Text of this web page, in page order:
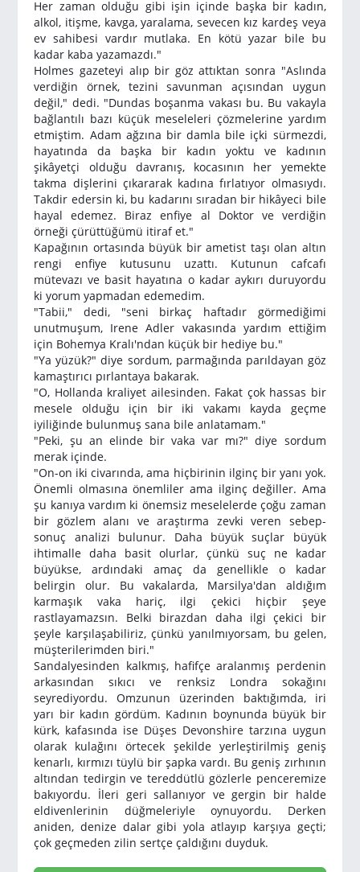
Her zaman olduğu gibi işin içinde başka bir kadın,
alkol, itişme, kavga, yaralama, sevecen kız kardeş veya
ev sahibesi vardır mutlaka. En kötü yazar bile bu
kadar kaba yazamazdı."
Holmes gazeteyi alıp bir göz attıktan sonra "Aslında
verdiğin örnek, tezini savunman açısından uygun
değil," dedi. "Dundas boşanma vakası bu. Bu vakayla
bağlantılı bazı küçük meseleleri çözmelerine yardım
etmiştim. Adam ağzına bir damla bile içki sürmezdi,
hayatında da başka bir kadın yoktu ve kadının
şikâyetçi olduğu davranış, kocasının her yemekte
takma dişlerini çıkararak kadına fırlatıyor olmasıydı.
Takdir edersin ki, bu kadarını sıradan bir hikâyeci bile
hayal edemez. Biraz enfiye al Doktor ve verdiğin
örneği çürüttüğümü itiraf et."
Kapağının ortasında büyük bir ametist taşı olan altın
rengi enfiye kutusunu uzattı. Kutunun cafcafı
mütevazı ve basit hayatına o kadar aykırı duruyordu
ki yorum yapmadan edemedim.
"Tabii," dedi, "seni birkaç haftadır görmediğimi
unutmuşum, Irene Adler vakasında yardım ettiğim
için Bohemya Kralı'ndan küçük bir hediye bu."
"Ya yüzük?" diye sordum, parmağında parıldayan göz
kamaştırıcı pırlantaya bakarak.
"O, Hollanda kraliyet ailesinden. Fakat çok hassas bir
mesele olduğu için bir iki vakamı kayda geçme
iyiliğinde bulunmuş sana bile anlatamam."
"Peki, şu an elinde bir vaka var mı?" diye sordum
merak içinde.
"On-on iki civarında, ama hiçbirinin ilginç bir yanı yok.
Önemli olmasına önemliler ama ilginç değiller. Ama
şu kanıya vardım ki önemsiz meselelerde çoğu zaman
bir gözlem alanı ve araştırma zevki veren sebep-
sonuç analizi bulunur. Daha büyük suçlar büyük
ihtimalle daha basit olurlar, çünkü suç ne kadar
büyükse, ardındaki amaç da genellikle o kadar
belirgin olur. Bu vakalarda, Marsilya'dan aldığım
karmaşık vaka hariç, ilgi çekici hiçbir şeye
rastlayamazsın. Belki birazdan daha ilgi çekici bir
şeyle karşılaşabiliriz, çünkü yanılmıyorsam, bu gelen,
müşterilerimden biri."
Sandalyesinden kalkmış, hafifçe aralanmış perdenin
arkasından sıkıcı ve renksiz Londra sokağını
seyrediyordu. Omzunun üzerinden baktığımda, iri
yarı bir kadın gördüm. Kadının boynunda büyük bir
kürk, kafasında ise Düşes Devonshire tarzına uygun
olarak kulağını örtecek şekilde yerleştirilmiş geniş
kenarlı, kırmızı tüylü bir şapka vardı. Bu geniş zırhının
altından tedirgin ve tereddütlü gözlerle penceremize
bakıyordu. İleri geri sallanıyor ve gergin bir halde
eldivenlerinin düğmeleriyle oynuyordu. Derken
aniden, denize dalar gibi yola atlayıp karşıya geçti;
çok geçmeden zilin sertçe çaldığını duyduk.